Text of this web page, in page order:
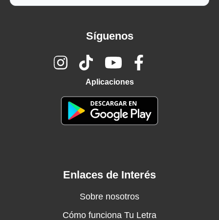
Síguenos
Aplicaciones
Enlaces de Interés
Sobre nosotros
Cómo funciona Tu Letra